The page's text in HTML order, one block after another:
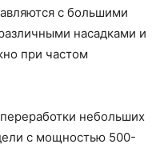
с большими
насадками и
при частом
небольших
с мощностью 500-